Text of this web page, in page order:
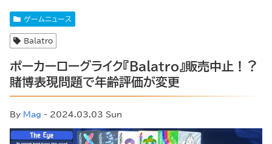
ゲームニュース
Balatro
ポーカーローグライク『Balatro』販売中止！？
賭博表現問題で年齢評価が変更
By Mag - 2024.03.03 Sun